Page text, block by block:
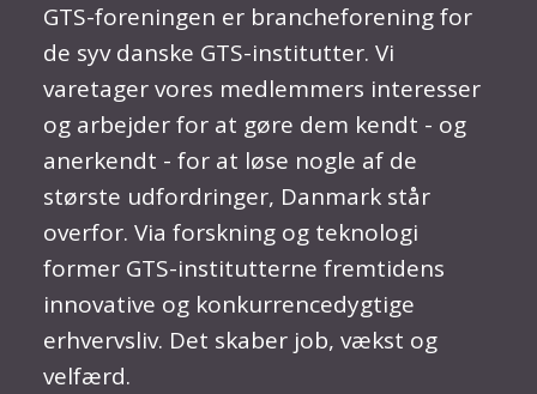
GTS-foreningen er brancheforening for
de syv danske GTS-institutter. Vi
varetager vores medlemmers interesser
og arbejder for at gøre dem kendt - og
anerkendt - for at løse nogle af de
største udfordringer, Danmark står
overfor. Via forskning og teknologi
former GTS-institutterne fremtidens
innovative og konkurrencedygtige
erhvervsliv. Det skaber job, vækst og
velfærd.